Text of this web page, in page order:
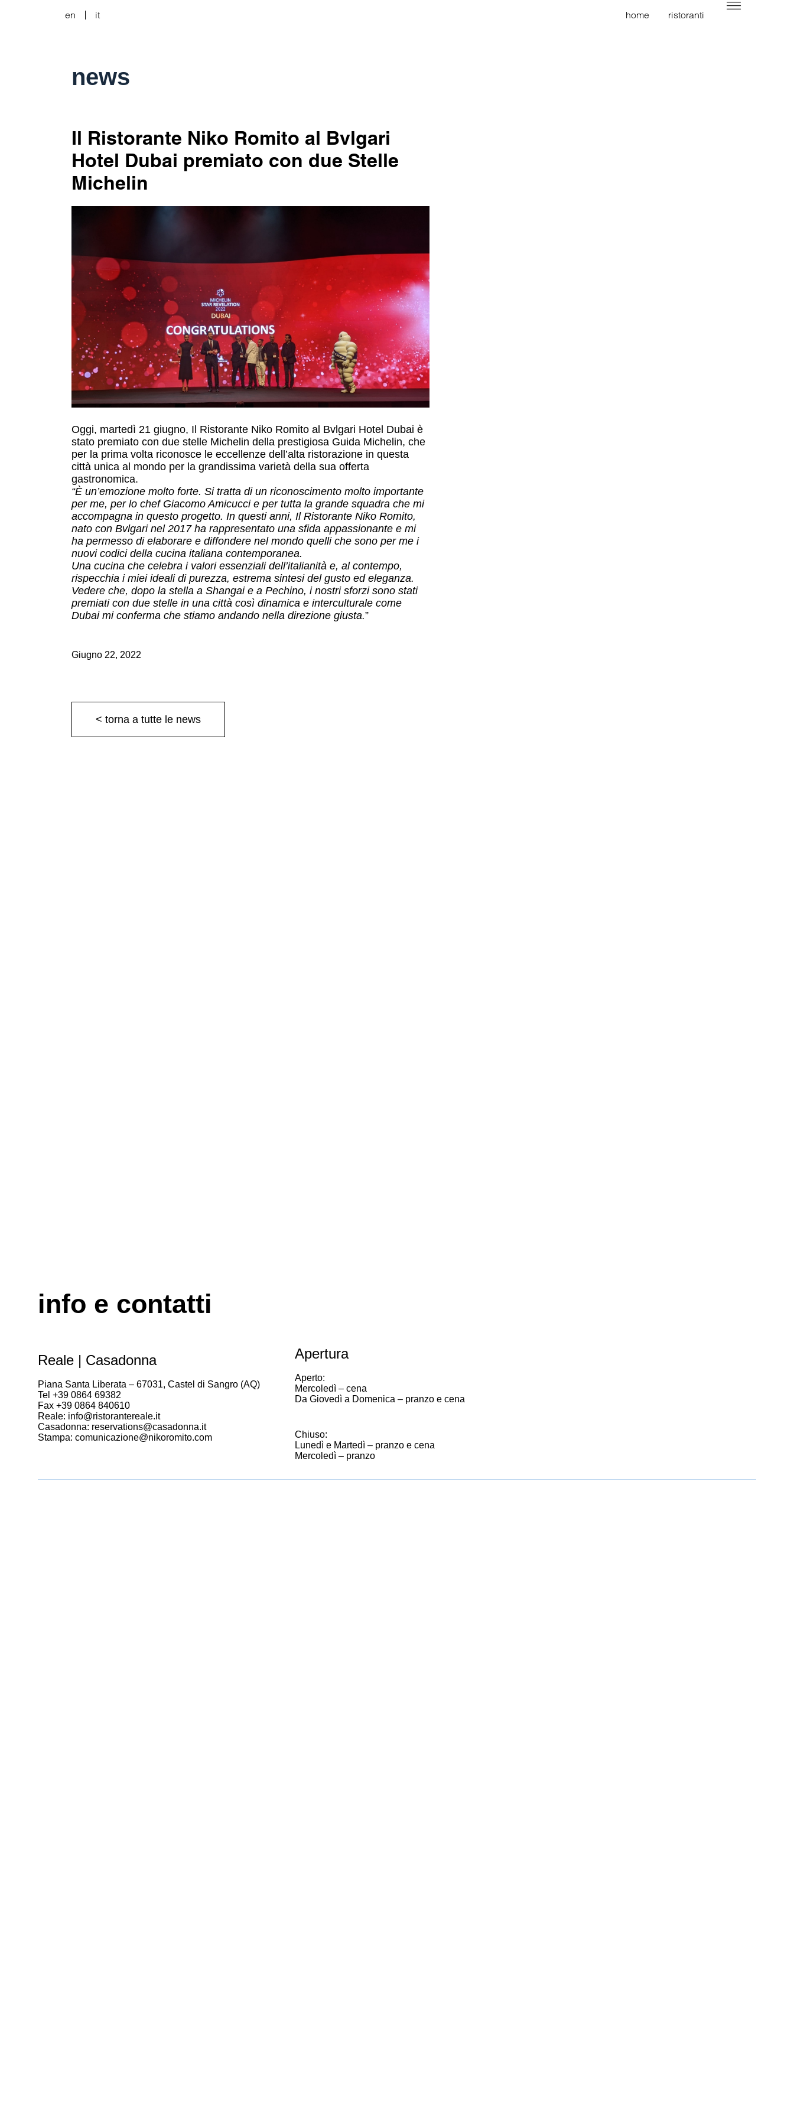
en it home ristoranti
news
Il Ristorante Niko Romito al Bvlgari
Hotel Dubai premiato con due Stelle
Michelin
Oggi, martedì 21 giugno, Il Ristorante Niko Romito al Bvlgari Hotel Dubai è
stato premiato con due stelle Michelin della prestigiosa Guida Michelin, che
per la prima volta riconosce le eccellenze dell’alta ristorazione in questa
città unica al mondo per la grandissima varietà della sua offerta
gastronomica.
“È un’emozione molto forte. Si tratta di un riconoscimento molto importante
per me, per lo chef Giacomo Amicucci e per tutta la grande squadra che mi
accompagna in questo progetto. In questi anni, Il Ristorante Niko Romito,
nato con Bvlgari nel 2017 ha rappresentato una sfida appassionante e mi
ha permesso di elaborare e diffondere nel mondo quelli che sono per me i
nuovi codici della cucina italiana contemporanea.
Una cucina che celebra i valori essenziali dell’italianità e, al contempo,
rispecchia i miei ideali di purezza, estrema sintesi del gusto ed eleganza.
Vedere che, dopo la stella a Shangai e a Pechino, i nostri sforzi sono stati
premiati con due stelle in una città così dinamica e interculturale come
Dubai mi conferma che stiamo andando nella direzione giusta.”
Giugno 22, 2022
< torna a tutte le news
info e contatti
Reale | Casadonna
Piana Santa Liberata – 67031, Castel di Sangro (AQ)
Tel +39 0864 69382
Fax +39 0864 840610
Reale: info@ristorantereale.it
Casadonna: reservations@casadonna.it
Stampa: comunicazione@nikoromito.com
Apertura
Aperto:
Mercoledì – cena
Da Giovedì a Domenica – pranzo e cena
Chiuso:
Lunedì e Martedì – pranzo e cena
Mercoledì – pranzo